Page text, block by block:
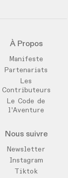
À Propos
Manifeste
Partenariats
Les
Contributeurs
Le Code de
l'Aventure
Nous suivre
Newsletter
Instagram
Tiktok